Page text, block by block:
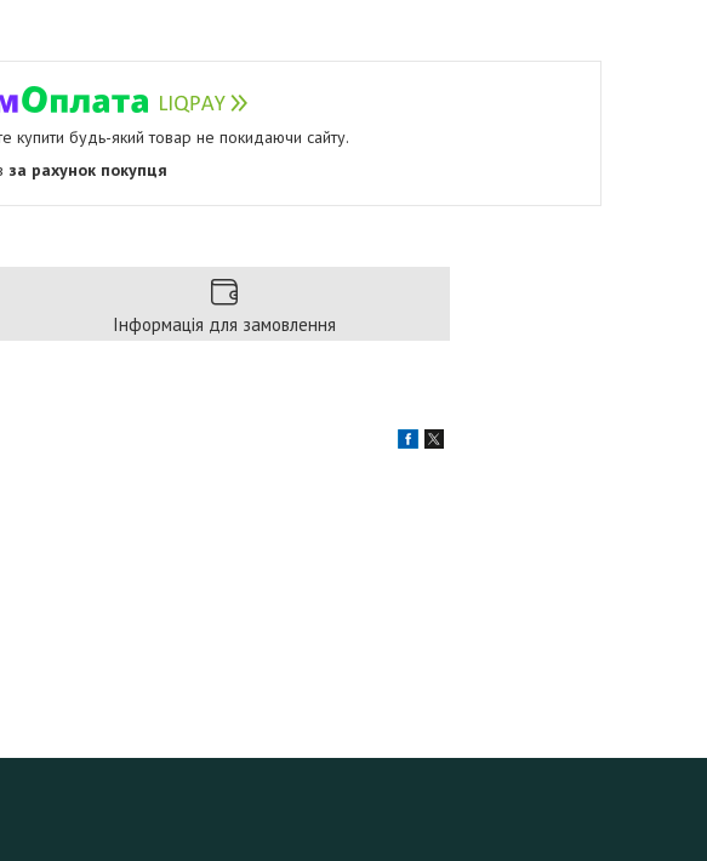
купити будь-який товар не покидаючи сайту.
за рахунок покупця
Інформація для замовлення